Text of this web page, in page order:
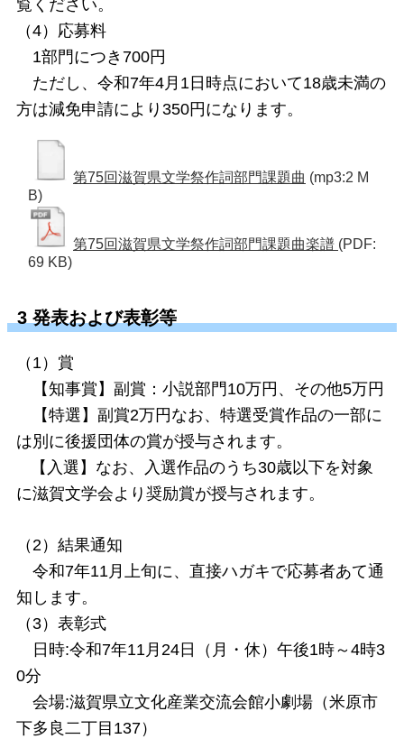
覧ください。
（4）応募料
1部門につき700円
ただし、令和7年4月1日時点において18歳未満の
方は減免申請により350円になります。
第75回滋賀県文学祭作詞部門課題曲 (mp3:2 M
B)
第75回滋賀県文学祭作詞部門課題曲楽譜 (PDF:
69 KB)
3 発表および表彰等
（1）賞
【知事賞】副賞：小説部門10万円、その他5万円
【特選】副賞2万円なお、特選受賞作品の一部に
は別に後援団体の賞が授与されます。
【入選】なお、入選作品のうち30歳以下を対象
に滋賀文学会より奨励賞が授与されます。
（2）結果通知
令和7年11月上旬に、直接ハガキで応募者あて通
知します。
（3）表彰式
日時:令和7年11月24日（月・休）午後1時～4時3
0分
会場:滋賀県立文化産業交流会館小劇場（米原市
下多良二丁目137）